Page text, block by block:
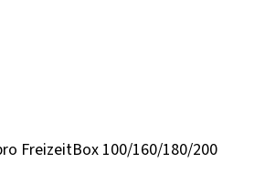
FreizeitBox 100/160/180/200